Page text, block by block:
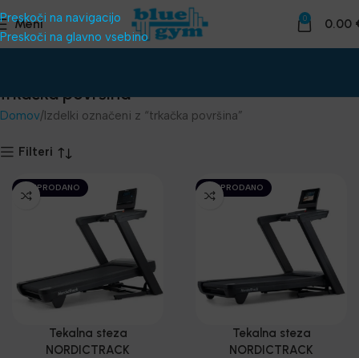
Preskoči na navigacijo
Preskoči na glavno vsebino
Meni 0 0.00
trkačka površina
Domov Izdelki označeni z “trkačka površina”
Filteri
RAZPRODANO
Tekalna steza
NORDICTRACK
RAZPRODANO
Tekalna steza
NORDICTRACK